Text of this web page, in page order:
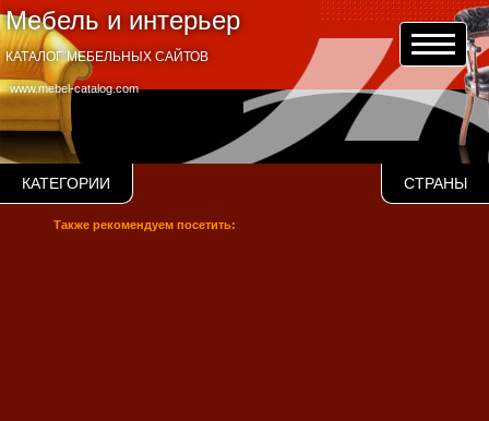
Мебель и интерьер
www.mebel-catalog.com
КАТАЛОГ МЕБЕЛЬНЫХ САЙТОВ
КАТЕГОРИИ СТРАНЫ
Также рекомендуем посетить: